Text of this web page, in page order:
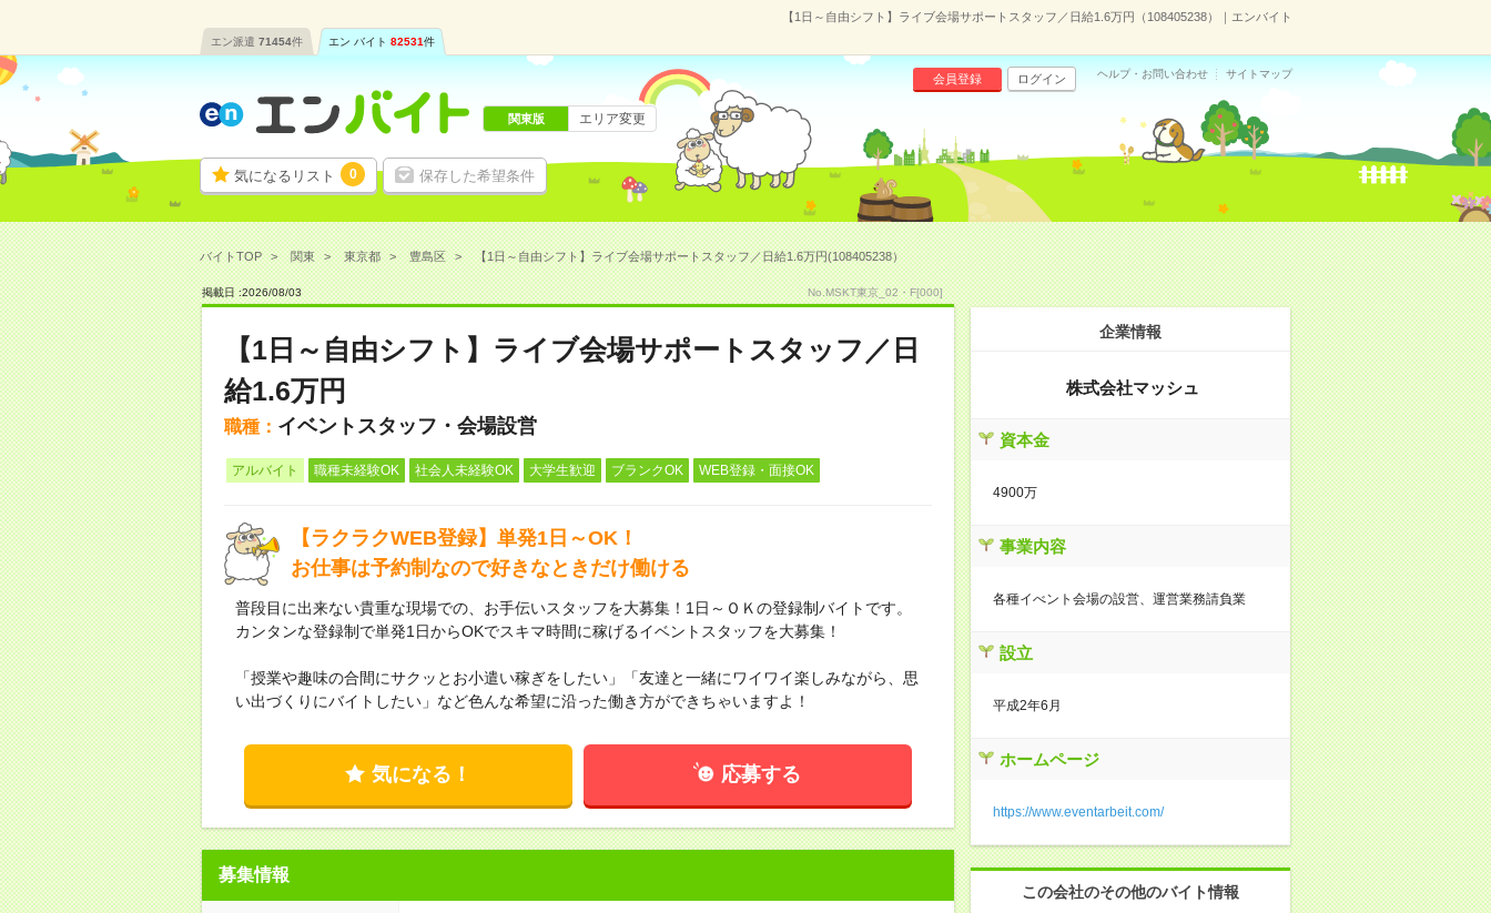
【1日～自由シフト】ライブ会場サポートスタッフ／日給1.6万円（108405238）｜エンバイト
エン派遣 71454件 エン バイト 82531件
気になるリスト 0 保存した希望条件
会員登録 ログイン ヘルプ・お問い合わせ サイトマップ
関東版 エリア変更
バイトTOP 関東 東京都 豊島区 【1日～自由シフト】ライブ会場サポートスタッフ／日給1.6万円(108405238）
掲載日 :2026/08/03 No.MSKT東京_02・F[000]
【1日～自由シフト】ライブ会場サポートスタッフ／日
給1.6万円
職種： イベントスタッフ・会場設営
アルバイト 職種未経験OK 社会人未経験OK 大学生歓迎 ブランクOK WEB登録・面接OK
【ラクラクWEB登録】単発1日～OK！
お仕事は予約制なので好きなときだけ働ける
普段目に出来ない貴重な現場での、お手伝いスタッフを大募集！1日～ＯＫの登録制バイトです。
カンタンな登録制で単発1日からOKでスキマ時間に稼げるイベントスタッフを大募集！
「授業や趣味の合間にサクッとお小遣い稼ぎをしたい」「友達と一緒にワイワイ楽しみながら、思
い出づくりにバイトしたい」など色んな希望に沿った働き方ができちゃいますよ！
気になる！ 応募する
募集情報
企業情報
株式会社マッシュ
資本金
4900万
事業内容
各種イべント会場の設営、運営業務請負業
設立
平成2年6月
ホームページ
https://www.eventarbeit.com/
この会社のその他のバイト情報